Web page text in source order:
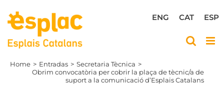
content
ESP
CAT
ENG
Home Entradas
Secretaria Tècnica
Obrim convocatòria per cobrir la plaça de tècnic/a de
suport a la comunicació d’Esplais Catalans